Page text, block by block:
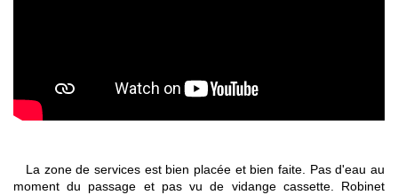
La zone de services est bien placée et bien faite. Pas d'eau au
moment du passage et pas vu de vidange cassette. Robinet